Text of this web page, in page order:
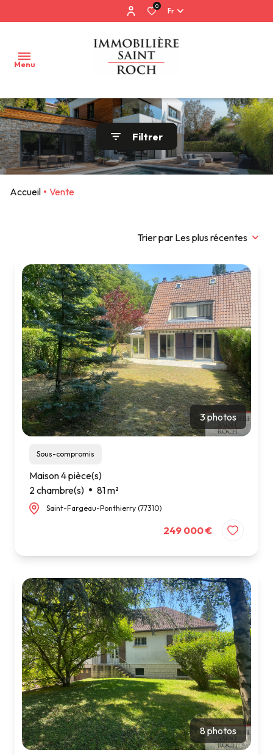
0
Fr
Menu
Accueil
Ventes
Contact
Filtrer
Accueil Vente
Trier par Les plus récentes
3 photos
Sous-compromis
Maison 4 pièce(s)
2 chambre(s)
81 m²
Saint-Fargeau-Ponthierry (77310)
249 000 €
8 photos